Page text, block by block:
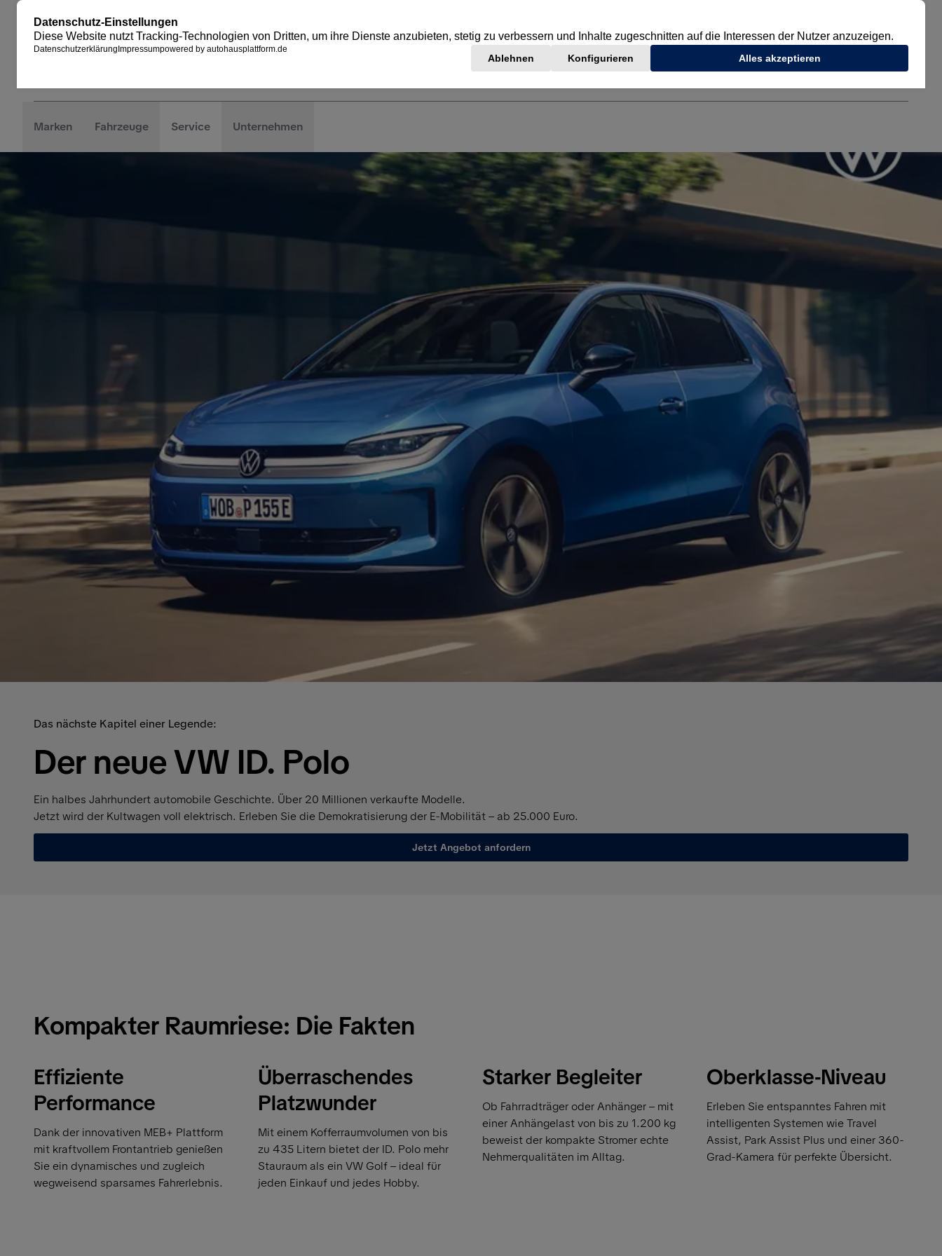
Marken Fahrzeuge Service Unternehmen
Das nächste Kapitel einer Legende:
Der neue VW ID. Polo
Ein halbes Jahrhundert automobile Geschichte. Über 20 Millionen verkaufte Modelle.
Jetzt wird der Kultwagen voll elektrisch. Erleben Sie die Demokratisierung der E-Mobilität – ab 25.000 Euro.
Jetzt Angebot anfordern
Kompakter Raumriese: Die Fakten
Effiziente
Performance
Dank der innovativen MEB+ Plattform
mit kraftvollem Frontantrieb genießen
Sie ein dynamisches und zugleich
wegweisend sparsames Fahrerlebnis.
Überraschendes
Platzwunder
Mit einem Kofferraumvolumen von bis
zu 435 Litern bietet der ID. Polo mehr
Stauraum als ein VW Golf – ideal für
jeden Einkauf und jedes Hobby.
Starker Begleiter
Ob Fahrradträger oder Anhänger – mit
einer Anhängelast von bis zu 1.200 kg
beweist der kompakte Stromer echte
Nehmerqualitäten im Alltag.
Oberklasse-Niveau
Erleben Sie entspanntes Fahren mit
intelligenten Systemen wie Travel
Assist, Park Assist Plus und einer 360-
Grad-Kamera für perfekte Übersicht.